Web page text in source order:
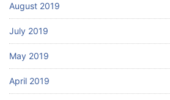
August 2019
July 2019
May 2019
April 2019